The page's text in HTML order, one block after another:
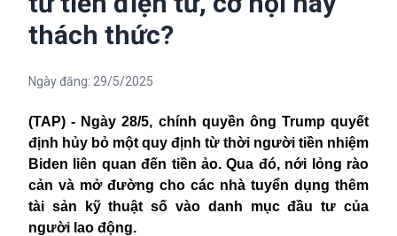
thách thức?
Ngày đăng: 29/5/2025
(TAP) - Ngày 28/5, chính quyền ông Trump quyết
định hủy bỏ một quy định từ thời người tiền nhiệm
Biden liên quan đến tiền ảo. Qua đó, nới lỏng rào
cản và mở đường cho các nhà tuyển dụng thêm
tài sản kỹ thuật số vào danh mục đầu tư của
người lao động.